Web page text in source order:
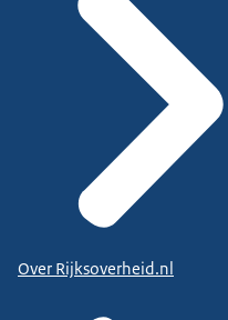
Over Rijksoverheid.nl